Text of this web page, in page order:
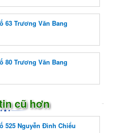
63 Trương Văn Bang
80 Trương Văn Bang
cũ hơn
525 Nguyễn Đình Chiểu